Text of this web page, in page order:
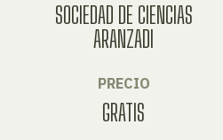
SOCIEDAD DE CIENCIAS
ARANZADI
PRECIO
GRATIS